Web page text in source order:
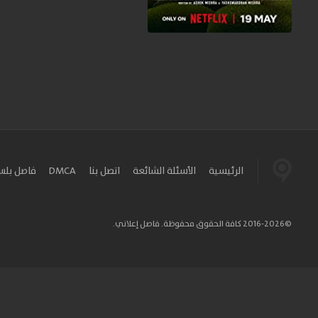
الرئيسية الأسئلة الشائعة اتصل بنا DMCA فاصل
©2016-2026 كافة الحقوق محفوظة. فاصل إعلاني.